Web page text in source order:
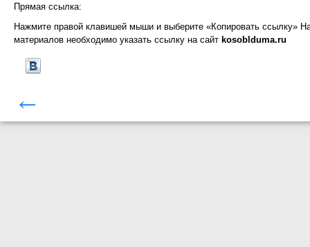
Прямая ссылка:
Нажмите правой клавишей мыши и выберите «Копировать ссылку»
материалов необходимо указать ссылку на сайт kosoblduma.ru
←